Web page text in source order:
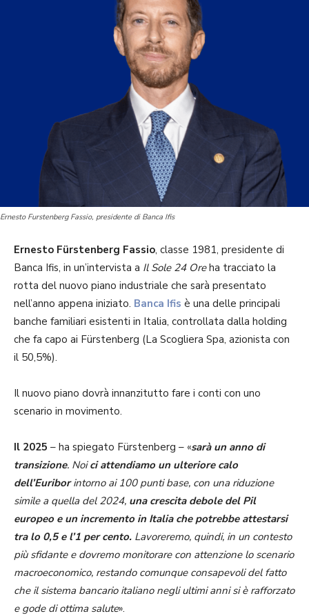
Ernesto Furstenberg Fassio, presidente di Banca Ifis
Ernesto Fürstenberg Fassio, classe 1981, presidente di
Banca Ifis, in un’intervista a Il Sole 24 Oreha tracciato la
rotta del nuovo piano industriale che sarà presentato
nell’anno appena iniziato. Banca Ifis è una delle principali
banche familiari esistenti in Italia, controllata dalla holding
che fa capo ai Fürstenberg (La Scogliera Spa, azionista con
il 50,5%).
Il nuovo piano dovrà innanzitutto fare i conti con uno
scenario in movimento.
Il 2025 – ha spiegato Fürstenberg – «sarà un anno di
transizione. Noici attendiamo un ulteriore calo
dell’Euriborintorno ai 100 punti base, con una riduzione
simile a quella del 2024, una crescita debole del Pil
europeo e un incremento in Italia che potrebbe attestarsi
tra lo 0,5 e l’1 per cento. Lavoreremo, quindi, in un contesto
più sfidante e dovremo monitorare con attenzione lo scenario
macroeconomico, restando comunque consapevoli del fatto
che il sistema bancario italiano negli ultimi anni si è rafforzato
e gode di ottima salute».